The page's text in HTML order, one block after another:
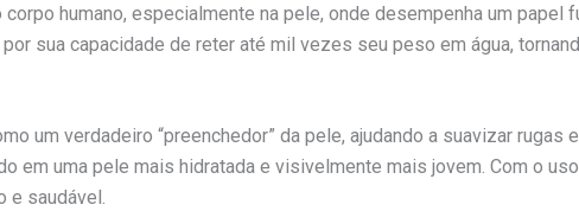
humano, especialmente na pele, onde desempenha um papel
sua capacidade de reter até mil vezes seu peso em água,
um verdadeiro “preenchedor” da pele, ajudando a suavizar rugas
em uma pele mais hidratada e visivelmente mais jovem. Com o
e saudável.